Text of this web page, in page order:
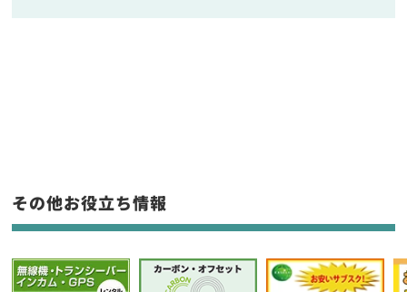
フリーワード入力(製品名等)
選択条件をリセット
その他お役立ち情報